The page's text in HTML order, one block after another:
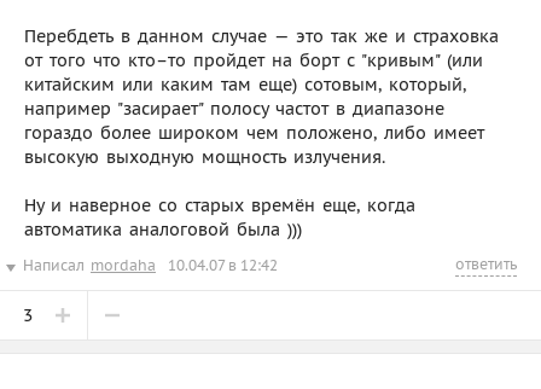
Перебдеть в данном случае — это так же и страховка
от того что кто–то пройдет на борт с "кривым" (или
китайским или каким там еще) сотовым, который,
например "засирает" полосу частот в диапазоне
гораздо более широком чем положено, либо имеет
высокую выходную мощность излучения.
Ну и наверное со старых времён еще, когда
автоматика аналоговой была )))
Написал mordaha 10.04.07 в 12:42 ответить
3